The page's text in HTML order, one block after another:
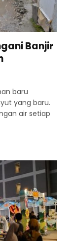
Banjir
baru
yang baru.
air setiap